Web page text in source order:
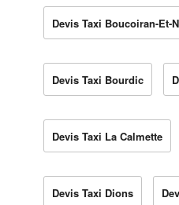
Devis Taxi Boucoiran-Et-
Devis Taxi Bourdic
Devis Taxi La Calmette
Devis Taxi Dions